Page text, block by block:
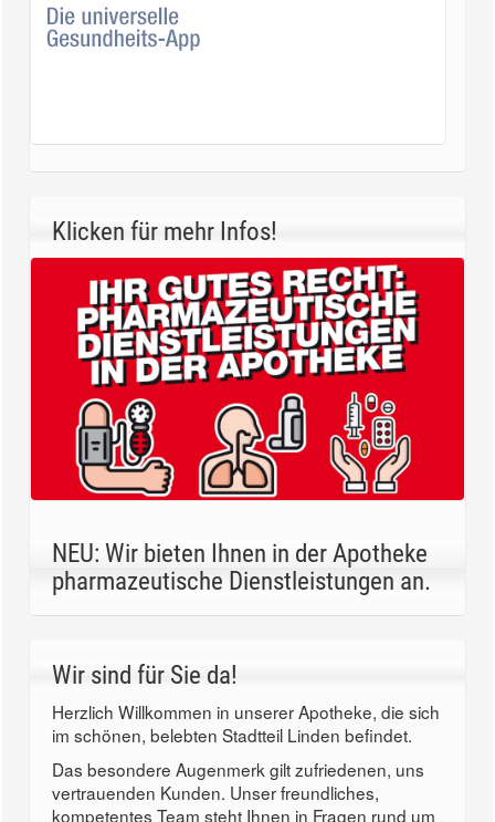
Klicken für mehr Infos!
NEU: Wir bieten Ihnen in der Apotheke
pharmazeutische Dienstleistungen an.
Wir sind für Sie da!
Herzlich Willkommen in unserer Apotheke, die sich
im schönen, belebten Stadtteil Linden befindet.
Das besondere Augenmerk gilt zufriedenen, uns
vertrauenden Kunden. Unser freundliches,
kompetentes Team steht Ihnen in Fragen rund um